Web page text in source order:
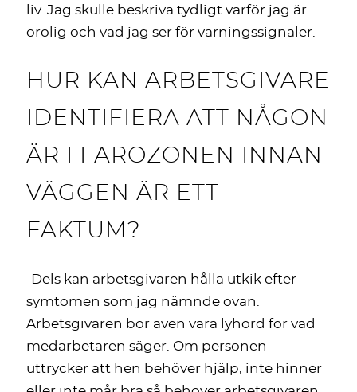
liv. Jag skulle beskriva tydligt varför jag är
orolig och vad jag ser för varningssignaler.
HUR KAN ARBETSGIVARE
IDENTIFIERA ATT NÅGON
ÄR I FAROZONEN INNAN
VÄGGEN ÄR ETT
FAKTUM?
-Dels kan arbetsgivaren hålla utkik efter
symtomen som jag nämnde ovan.
Arbetsgivaren bör även vara lyhörd för vad
medarbetaren säger. Om personen
uttrycker att hen behöver hjälp, inte hinner